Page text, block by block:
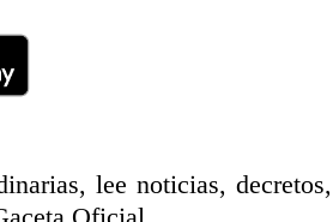
lee noticias, decretos,